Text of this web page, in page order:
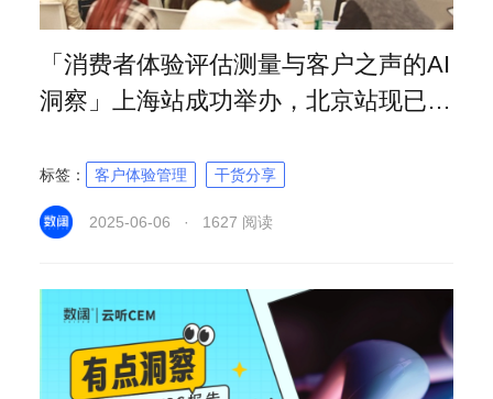
「消费者体验评估测量与客户之声的AI
洞察」上海站成功举办，北京站现已开
标签： 客户体验管理 干货分享
2025-06-06 · 1627 阅读